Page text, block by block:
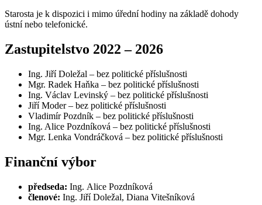
Starosta je k dispozici i mimo úřední hodiny na základě dohody
ústní nebo telefonické.
Zastupitelstvo 2022 – 2026
Ing. Jiří Doležal – bez politické příslušnosti
Mgr. Radek Haňka – bez politické příslušnosti
Ing. Václav Levinský – bez politické příslušnosti
Jiří Moder – bez politické příslušnosti
Vladimír Pozdník – bez politické příslušnosti
Ing. Alice Pozdníková – bez politické příslušnosti
Mgr. Lenka Vondráčková – bez politické příslušnosti
Finanční výbor
předseda: Ing. Alice Pozdníková
členové: Ing. Jiří Doležal, Diana Vitešníková